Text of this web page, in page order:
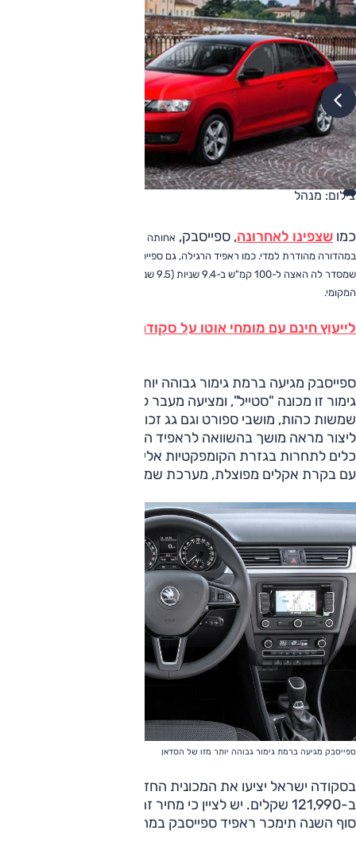
צילום: מנהל
כמו שצפינו לאחרונה, ספייסבק, אחותה הנאה של
שמסדר לה האצה ל-100 קמ"ש ב-9.4 שניות (9.5 שניות בסדאן). בניגוד
המקומי.
לייעוץ חינם עם מומחי אוטו על סקודה ראפיד חייג ל-3262* או לחץ כאן
ספייסבק מגיעה ברמת גימור גבוהה יותר מאחותה (הכמעט)
שמשות כהות, מושבי ספורט וגם גג זכוכית פנורמי. כל אלה יוסיפו
ליצור מראה מושך בהשוואה לראפיד הרגילה. המבנה וההופעה
כלים לתחרות בגזרת הקומפקטיות אליה מכוונים בסקודה
עם בקרת אקלים מפוצלת, מערכת שמע עם שליטה מההגה
ספייסבק מגיעה ברמת גימור גבוהה יותר מזו של הסדאן
בסקודה ישראל יציעו את המכונית החדשה
ב-121,990 שקלים. יש לציין כי מחיר זה נמוך מהראפיד
סוף השנה תימכר ראפיד ספייסבק במחיר מבצע של 119,990 שקלים.